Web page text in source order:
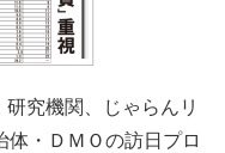
究機関、じゃらんリ
・ＤＭＯの訪日プロ